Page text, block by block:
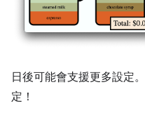
日後可能會支援更多設定。
定！